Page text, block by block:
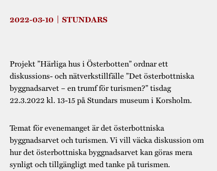
Hållbar utveckling
Kontakta oss
Hantverk
Projekt
Museisamlingarna
Årsberättelser
Årets Gunnar
registerbeskrivning
2022-03-10 STUNDARS
Projekt ”Härliga hus i Österbotten” ordnar ett
diskussions- och nätverkstillfälle ”Det österbottniska
byggnadsarvet – en trumf för turismen?” tisdag
22.3.2022 kl. 13-15 på Stundars museum i Korsholm.
Temat för evenemanget är det österbottniska
byggnadsarvet och turismen. Vi vill väcka diskussion om
hur det österbottniska byggnadsarvet kan göras mera
synligt och tillgängligt med tanke på turismen.